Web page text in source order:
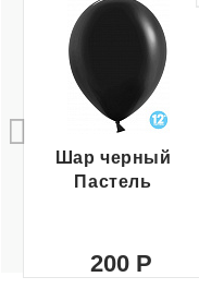
Шар черный
Пастель
200